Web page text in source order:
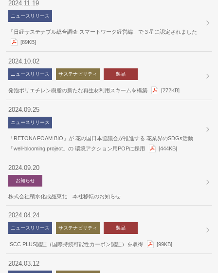
2024.11.19
ニュースリリース
「日経サステナブル総合調査 スマートワーク経営編」で３星に認定されました
[89KB]
2024.10.02
ニュースリリース サステナビリティ 製品
発泡ポリエチレン樹脂の新たな再生材利用スキームを構築 [272KB]
2024.09.25
ニュースリリース
「RETONA FOAM BIO」が 花の国日本協議会が推進する 花業界のSDGs活動
「well-blooming project」の 環境アクション用POPに採用
[444KB]
2024.09.20
お知らせ
株式会社積水化成品東北 本社移転のお知らせ
2024.04.24
ニュースリリース サステナビリティ 製品
ISCC PLUS認証（国際持続可能性カーボン認証）を取得 [99KB]
2024.03.12